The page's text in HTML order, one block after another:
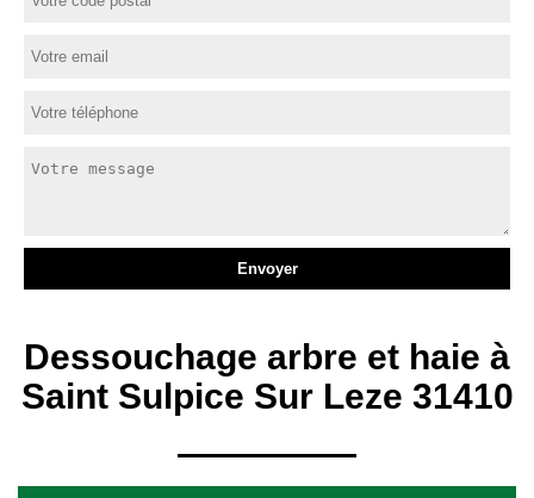
Dessouchage arbre et haie à
Saint Sulpice Sur Leze 31410